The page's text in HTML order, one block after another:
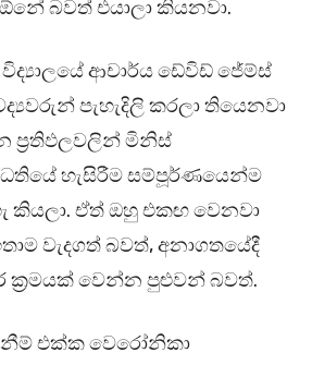
බවත් එයාලා කියනවා.
ආචාර්ය ඩේවිඩ් ජේම්ස්
පැහැදිලි කරලා තියෙනවා
ප්‍රතිඵලවලින් මිනිස්
හැසිරීම සම්පූර්ණයෙන්ම
කියලා. ඒත් ඔහු එකඟ වෙනවා
වැදගත් බවත්, අනාගතයේදී
ක්‍රමයක් වෙන්න පුළුවන් බවත්.
එක්ක වෙරෝනිකා